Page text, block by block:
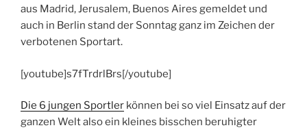
aus Madrid, Jerusalem, Buenos Aires gemeldet und
auch in Berlin stand der Sonntag ganz im Zeichen der
verbotenen Sportart.
[youtube]s7fTrdrlBrs[/youtube]
Die 6 jungen Sportler können bei so viel Einsatz auf der
ganzen Welt also ein kleines bisschen beruhigter